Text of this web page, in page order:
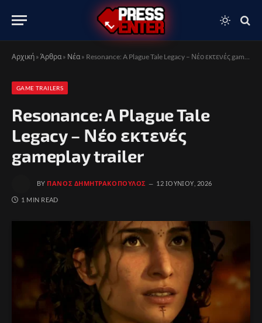
Αρχική » Άρθρα » Νέα » Resonance: A Plague Tale Legacy – Νέο εκτενές gameplay trailer
GAME TRAILERS
Resonance: A Plague Tale
Legacy – Νέο εκτενές
gameplay trailer
BY ΠΆΝΟΣ ΔΗΜΗΤΡΑΚΌΠΟΥΛΟΣ 12 ΙΟΥΝΊΟΥ, 2026
1 MIN READ